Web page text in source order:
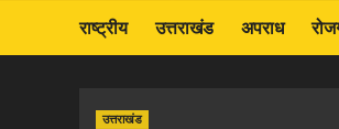
राष्ट्रीय उत्तराखंड अपराध
उत्तराखंड